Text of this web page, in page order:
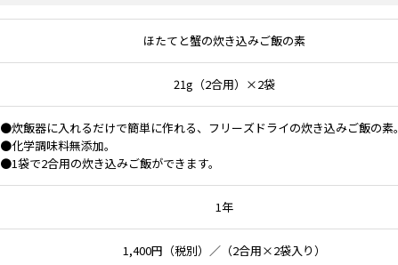
ほたてと蟹の炊き込みご飯の素
21g（2合用）×2袋
●炊飯器に入れるだけで簡単に作れる、フリーズドライの炊き込みご飯の素。
●化学調味料無添加。
●1袋で2合用の炊き込みご飯ができます。
1年
1,400円（税別）／（2合用×2袋入り）